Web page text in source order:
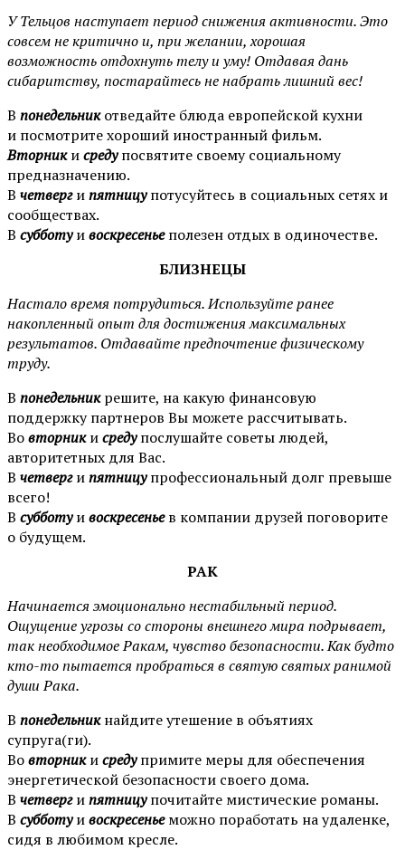
У Тельцов наступает период снижения активности. Это
совсем не критично и, при желании, хорошая
возможность отдохнуть телу и уму! Отдавая дань
сибаритству, постарайтесь не набрать лишний вес!
В понедельникотведайте блюда европейской кухни
и посмотрите хороший иностранный фильм.
Вторникисредупосвятите своему социальному
предназначению.
В четверг ипятницупотусуйтесь в социальных сетях и
сообществах.
В субботуивоскресеньеполезен отдых в одиночестве.
БЛИЗНЕЦЫ
Настало время потрудиться. Используйте ранее
накопленный опыт для достижения максимальных
результатов. Отдавайте предпочтение физическому
труду.
В понедельникрешите, на какую финансовую
поддержку партнеров Вы можете рассчитывать.
Вовторникисредупослушайте советы людей,
авторитетных для Вас.
В четверг ипятницупрофессиональный долг превыше
всего!
В субботуивоскресеньев компании друзей поговорите
о будущем.
РАК
Начинается эмоционально нестабильный период.
Ощущение угрозы со стороны внешнего мира подрывает,
так необходимое Ракам, чувство безопасности. Как будто
кто-то пытается пробраться в святую святых ранимой
души Рака.
В понедельникнайдите утешение в объятиях
супруга(ги).
Вовторникисредупримите меры для обеспечения
энергетической безопасности своего дома.
В четверг ипятницупочитайте мистические романы.
В субботуивоскресеньеможно поработать на удаленке,
сидя в любимом кресле.